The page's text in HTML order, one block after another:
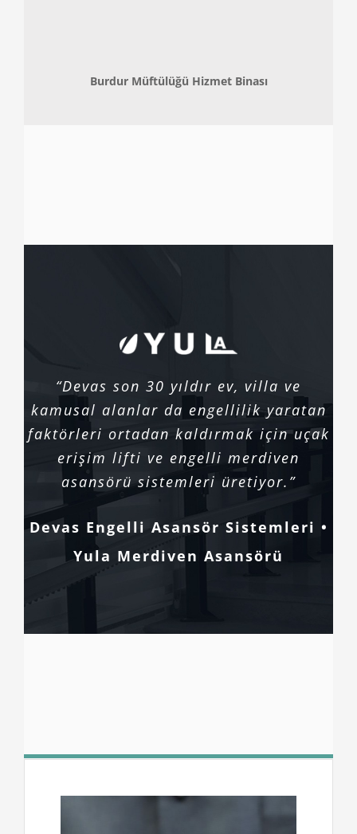
Burdur Müftülüğü Hizmet Binası
“Devas son 30 yıldır ev, villa ve
kamusal alanlar da engellilik yaratan
faktörleri ortadan kaldırmak için uçak
erişim lifti ve engelli merdiven
asansörü sistemleri üretiyor.”
Devas Engelli Asansör Sistemleri •
Yula Merdiven Asansörü